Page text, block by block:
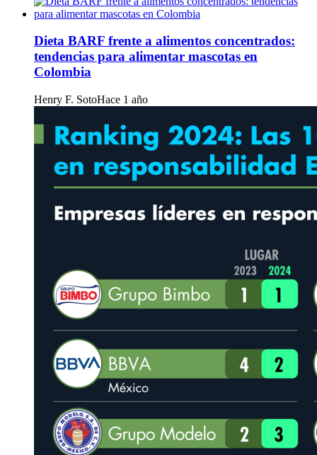
Dieta BARF frente a alimentos concentrados:
tendencias para alimentar mascotas en
Colombia
Henry F. SotoHace 1 año